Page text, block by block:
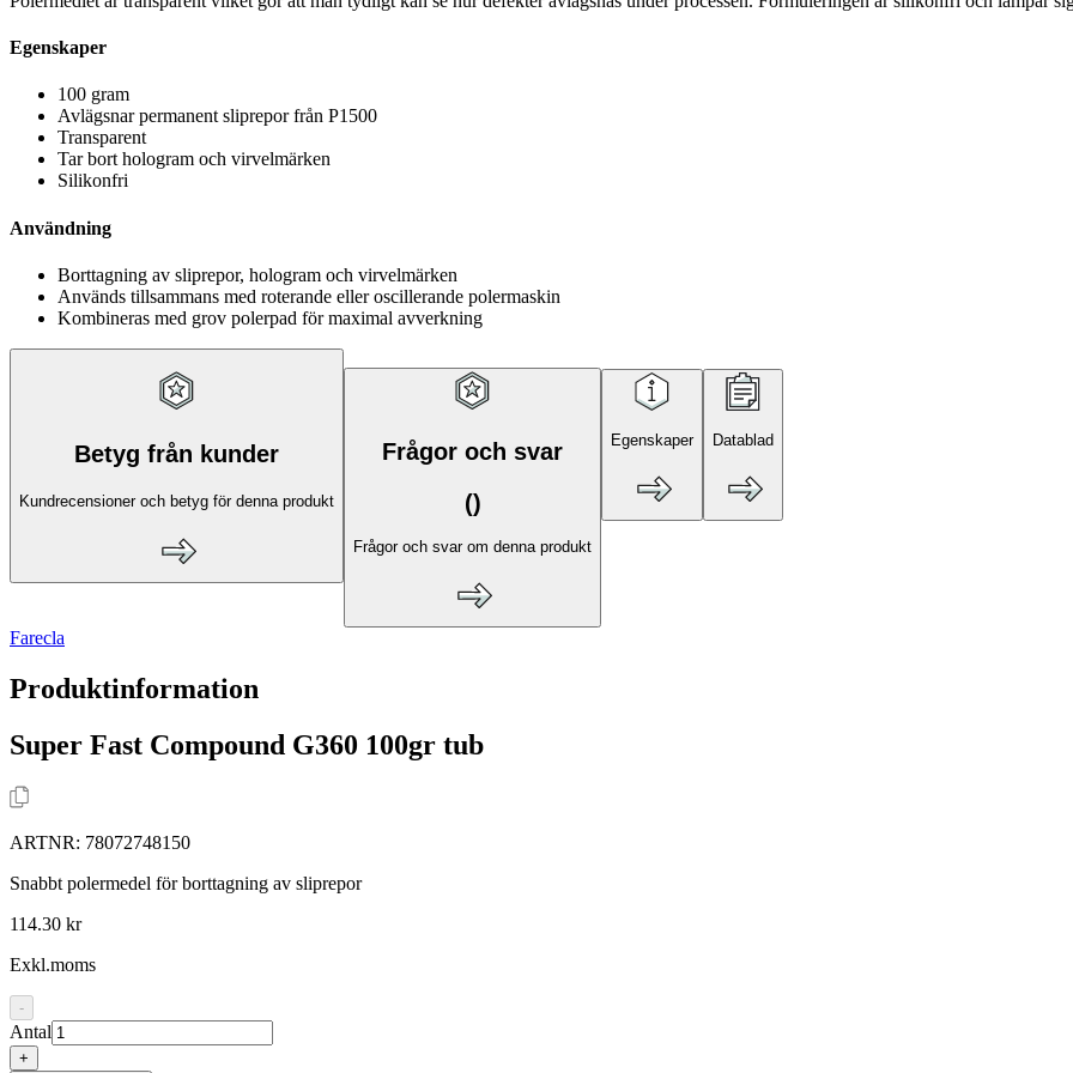
Egenskaper
100 gram
Avlägsnar permanent sliprepor från P1500
Transparent
Tar bort hologram och virvelmärken
Silikonfri
Användning
Borttagning av sliprepor, hologram och virvelmärken
Används tillsammans med roterande eller oscillerande polermaskin
Kombineras med grov polerpad för maximal avverkning
Betyg från kunder
Kundrecensioner och betyg för denna produkt
Frågor och svar
()
Frågor och svar om denna produkt
Egenskaper Datablad
Farecla
Produktinformation
Super Fast Compound G360 100gr tub
ARTNR: 78072748150
Snabbt polermedel för borttagning av sliprepor
114.30 kr
Exkl.moms
-
Antal
+